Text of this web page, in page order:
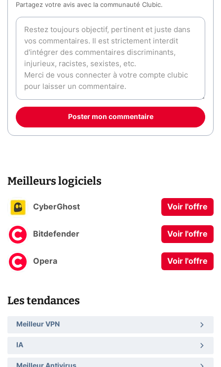
Partagez votre avis avec la communauté Clubic.
Poster mon commentaire
Meilleurs logiciels
CyberGhost Voir l'offre
Bitdefender Voir l'offre
Opera Voir l'offre
Les tendances
Meilleur VPN
IA